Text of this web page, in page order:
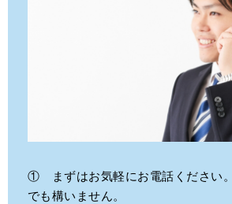
① まずはお気軽にお電話ください
でも構いません。